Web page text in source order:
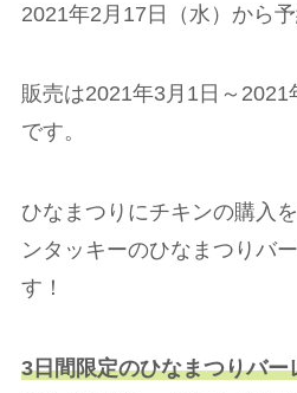
2021年2月17日（水）から
販売は2021年3月1日～
です。
ひなまつりにチキンの購入
ンタッキーのひなまつりバ
す！
3日間限定のひなまつりバ